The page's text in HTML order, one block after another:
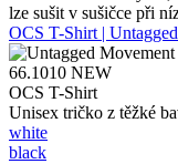
lze sušit v sušičce při
OCS T-Shirt |
66.1010 NEW
OCS T-Shirt
Unisex tričko z těžké
white
black